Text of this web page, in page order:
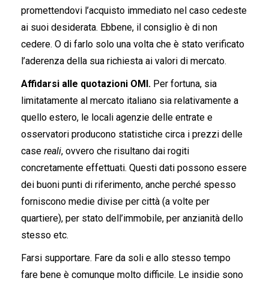
promettendovi l’acquisto immediato nel caso cedeste
ai suoi desiderata. Ebbene, il consiglio è di non
cedere. O di farlo solo una volta che è stato verificato
l’aderenza della sua richiesta ai valori di mercato.
Affidarsi alle quotazioni OMI. Per fortuna, sia
limitatamente al mercato italiano sia relativamente a
quello estero, le locali agenzie delle entrate e
osservatori producono statistiche circa i prezzi delle
case reali, ovvero che risultano dai rogiti
concretamente effettuati. Questi dati possono essere
dei buoni punti di riferimento, anche perché spesso
forniscono medie divise per città (a volte per
quartiere), per stato dell’immobile, per anzianità dello
stesso etc.
Farsi supportare. Fare da soli e allo stesso tempo
fare bene è comunque molto difficile. Le insidie sono